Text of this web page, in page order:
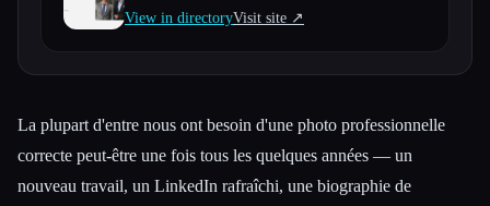
View in directoryVisit site ↗︎
La plupart d'entre nous ont besoin d'une photo professionnelle
correcte peut-être une fois tous les quelques années — un
nouveau travail, un LinkedIn rafraîchi, une biographie de